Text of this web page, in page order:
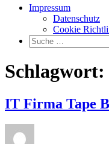
Impressum
Datenschutz
Cookie
Tape
Berlin:
Schlagwort:
IT Firma Tape